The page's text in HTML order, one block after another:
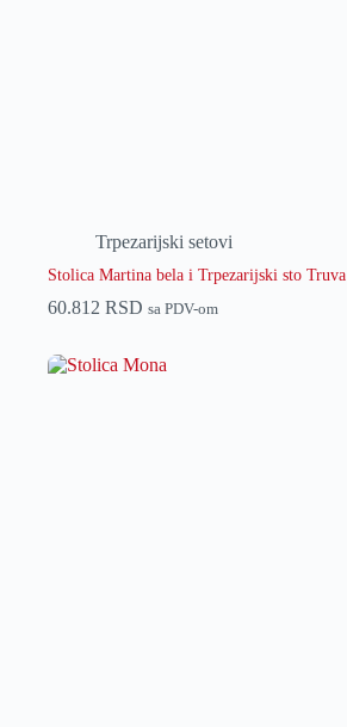
Trpezarijski setovi
Stolica Martina bela i Trpezarijski sto Truva
60.812 RSD sa PDV-om